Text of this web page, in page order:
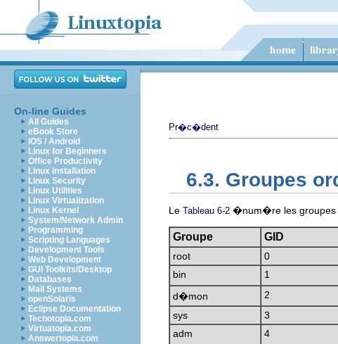
On-line Guides
All Guides
eBook Store
iOS / Android
Linux for Beginners
Office Productivity
Linux Installation
Linux Security
Linux Utilities
Linux Virtualization
Linux Kernel
System/Network Admin
Programming
Scripting Languages
Development Tools
Web Development
GUI Toolkits/Desktop
Databases
Mail Systems
openSolaris
Eclipse Documentation
Techotopia.com
Virtuatopia.com
Answertopia.com
Pr�c�dent
6.3. Groupes
Le Tableau 6-2 �num�re les groupes
Groupe GID
root 0
bin
1
d�mon
2
sys
3
adm
4